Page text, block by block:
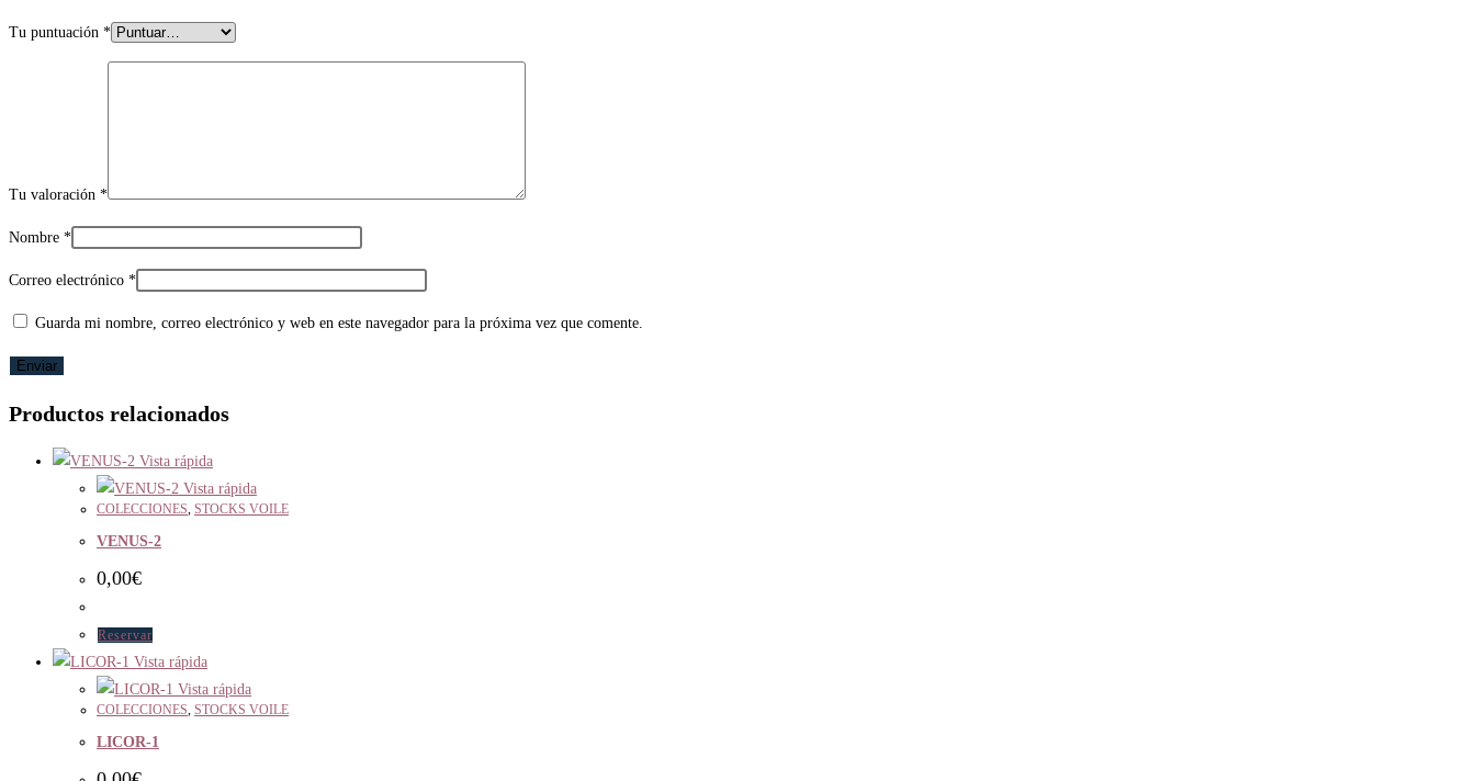
Tu puntuación *
Tu valoración *
Nombre *
Correo electrónico *
Guarda mi nombre, correo electrónico y web en este navegador para la próxima vez que comente.
Productos relacionados
Vista rápida
Vista rápida
COLECCIONES STOCKS VOILE
VENUS-2
0,00€
Reservar
Vista rápida
Vista rápida
COLECCIONES STOCKS VOILE
LICOR-1